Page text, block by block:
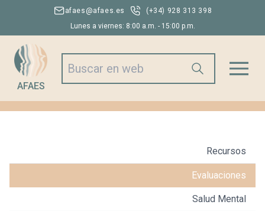
afaes@afaes.es
(+34) 928 313 398
Lunes a viernes: 8:00 a.m. - 15:00 p.m.
AFAES
Recursos
Evaluaciones
Salud Mental